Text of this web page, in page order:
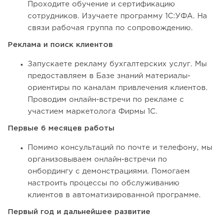
Проходите обучение и сертификацию
сотрудников. Изучаете программу 1С:УФА. На
связи рабочая группа по сопровождению.
Реклама и поиск клиентов
Запускаете рекламу бухгалтерских услуг. Мы
предоставляем в Базе знаний материалы-
ориентиры по каналам привлечения клиентов.
Проводим онлайн-встречи по рекламе с
участием маркетолога Фирмы 1С.
Первые 6 месяцев работы
Помимо консультаций по почте и телефону, мы
организовываем онлайн-встречи по
онбордингу с демонстрациями. Помогаем
настроить процессы по обслуживанию
клиентов в автоматизированной программе.
Первый год и дальнейшее развитие